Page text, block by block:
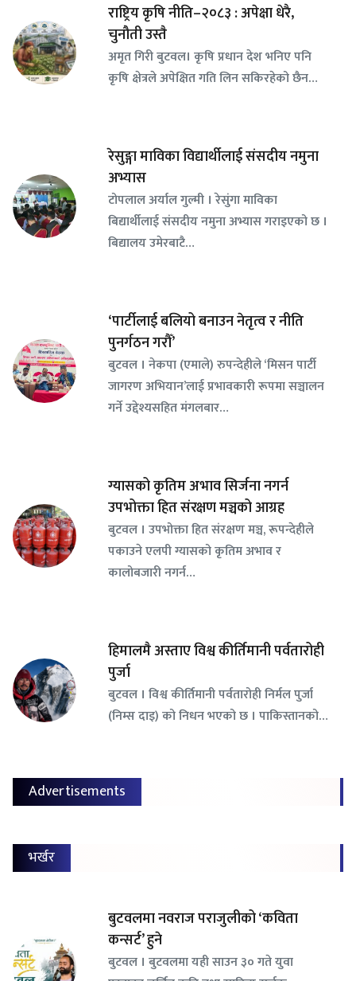
राष्ट्रिय कृषि नीति–२०८३ : अपेक्षा धेरै,
चुनौती उस्तै
अमृत गिरी बुटवल। कृषि प्रधान देश भनिए पनि
कृषि क्षेत्रले अपेक्षित गति लिन सकिरहेको छैन…
रेसुङ्गा माविका विद्यार्थीलाई संसदीय नमुना
अभ्यास
टोपलाल अर्याल गुल्मी । रेसुंगा माविका
बिद्यार्थीलाई संसदीय नमुना अभ्यास गराइएको छ ।
बिद्यालय उमेरबाटै…
‘पार्टीलाई बलियो बनाउन नेतृत्व र नीति
पुनर्गठन गरौँ’
बुटवल । नेकपा (एमाले) रुपन्देहीले ‘मिसन पार्टी
जागरण अभियान’लाई प्रभावकारी रूपमा सञ्चालन
गर्ने उद्देश्यसहित मंगलबार…
ग्यासको कृतिम अभाव सिर्जना नगर्न
उपभोक्ता हित संरक्षण मञ्चको आग्रह
बुटवल । उपभोक्ता हित संरक्षण मञ्च, रूपन्देहीले
पकाउने एलपी ग्यासको कृतिम अभाव र
कालोबजारी नगर्न…
हिमालमै अस्ताए विश्व कीर्तिमानी पर्वतारोही
पुर्जा
बुटवल । विश्व कीर्तिमानी पर्वतारोही निर्मल पुर्जा
(निम्स दाइ) को निधन भएको छ । पाकिस्तानको…
Advertisements
भर्खर
बुटवलमा नवराज पराजुलीको ‘कविता
कन्सर्ट’ हुने
बुटवल । बुटवलमा यही साउन ३० गते युवा